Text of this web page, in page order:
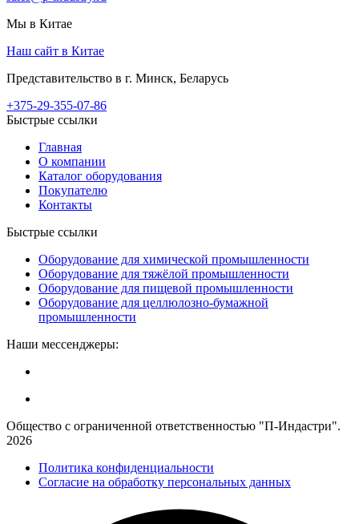
Мы в Китае
Наш сайт в Китае
Представительство в г. Минск, Беларусь
+375-29-355-07-86
Быстрые ссылки
Главная
О компании
Каталог оборудования
Покупателю
Контакты
Быстрые ссылки
Оборудование для химической промышленности
Оборудование для тяжёлой промышленности
Оборудование для пищевой промышленности
Оборудование для целлюлозно-бумажной
промышленности
Наши мессенджеры:
Общество с ограниченной ответственностью "П-Индастри".
2026
Политика конфиденциальности
Согласие на обработку персональных данных